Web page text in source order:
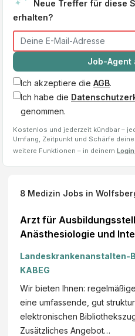
Neue Treffer für diese
erhalten?
Job-Agent
Ich akzeptiere die AGB.
Ich habe die
genommen.
Kostenlos und jederzeit kündbar –
Umfang, Zeitpunkt und Schärfe
weitere Funktionen – in deinem
8 Medizin Jobs in
Arzt für
Anästhesiologie und
Landeskrankenanstalten-
KABEG
Wir bieten Ihnen:
eine umfassende, gut
elektronischen
Zusätzliches Angebot…